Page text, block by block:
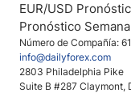
Número de Compañía:
info@dailyforex.com
2803 Philadelphia Pike
Suite B #287 Claymont,
EUR/USD
Pronóstico